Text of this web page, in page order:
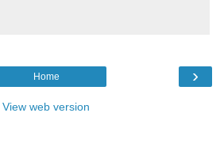
›
Home
View web version